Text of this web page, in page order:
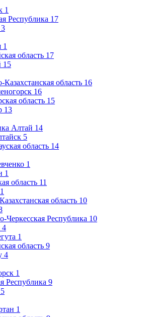
1
Республика 17
3
1
область 17
15
Казахстанская область 16
16
область 15
13
Алтай 14
5
область 14
1
1
область 11
область 10
Черкесская Республика 10
4
1
область 9
4
1
Республика 9
5
1